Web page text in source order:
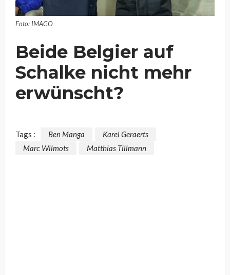
Foto: IMAGO
Beide Belgier auf
Schalke nicht mehr
erwünscht?
Tags : Ben Manga
Karel Geraerts
Marc Wilmots
Matthias Tillmann